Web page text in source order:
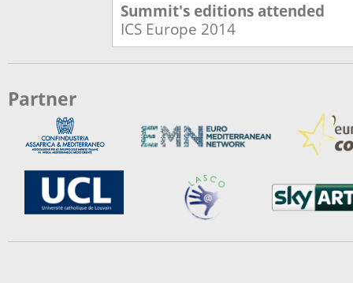
Summit's editions attended
ICS Europe 2014
Partner